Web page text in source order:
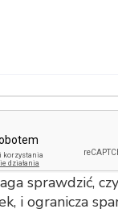
sprawdzić,
i ogranicza